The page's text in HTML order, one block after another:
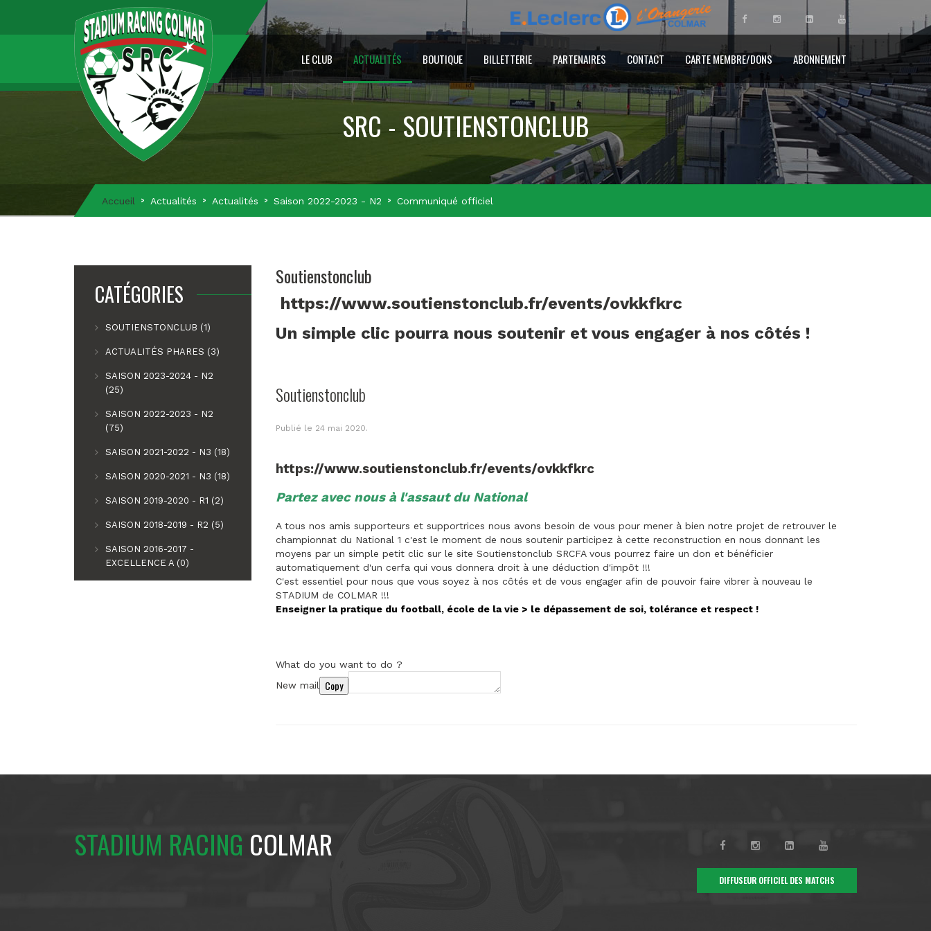
LE CLUB ACTUALITÉS BOUTIQUE BILLETTERIE PARTENAIRES CONTACT CARTE MEMBRE/DONS ABONNEMENT
SRC - SOUTIENSTONCLUB
Accueil Actualités Actualités Saison 2022-2023 - N2 Communiqué officiel
Soutienstonclub
https://www.soutienstonclub.fr/events/ovkkfkrc
Un simple clic pourra nous soutenir et vous engager à nos côtés !
Soutienstonclub
Publié le 24 mai 2020.
https://www.soutienstonclub.fr/events/ovkkfkrc
Partez avec nous à l'assaut du National
A tous nos amis supporteurs et supportrices nous avons besoin de vous pour mener à bien notre projet de retrouver le
championnat du National 1 c'est le moment de nous soutenir participez à cette reconstruction en nous donnant les
moyens par un simple petit clic sur le site Soutienstonclub SRCFA vous pourrez faire un don et bénéficier
automatiquement d'un cerfa qui vous donnera droit à une déduction d'impôt !!!
C'est essentiel pour nous que vous soyez à nos côtés et de vous engager afin de pouvoir faire vibrer à nouveau le
STADIUM de COLMAR !!!
Enseigner la pratique du football, école de la vie > le dépassement de soi, tolérance et respect !
What do you want to do ?
New mail
Copy
CATÉGORIES
SOUTIENSTONCLUB (1)
ACTUALITÉS PHARES (3)
SAISON 2023-2024 - N2
(25)
SAISON 2022-2023 - N2
(75)
SAISON 2021-2022 - N3 (18)
SAISON 2020-2021 - N3 (18)
SAISON 2019-2020 - R1 (2)
SAISON 2018-2019 - R2 (5)
SAISON 2016-2017 -
EXCELLENCE A (0)
STADIUM RACING COLMAR
DIFFUSEUR OFFICIEL DES MATCHS